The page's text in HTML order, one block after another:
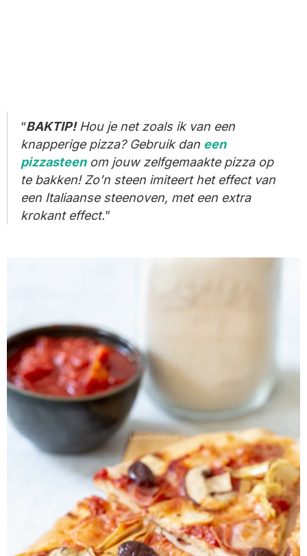
BAKTIP!Hou je net zoals ik van een
knapperige pizza? Gebruik dan een
pizzasteenom jouw zelfgemaakte pizza op
te bakken! Zo’n steen imiteert het effect van
een Italiaanse steenoven, met een extra
krokant effect.